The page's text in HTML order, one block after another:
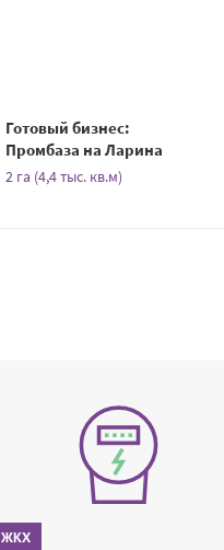
Готовый бизнес:
Промбаза на Ларина
2 га (4,4 тыс. кв.м)
ЖКХ